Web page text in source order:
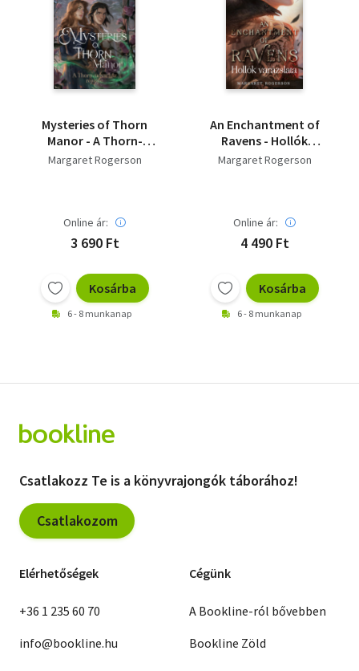
Mysteries of Thorn
Manor - A Thorn-
udvarház rejtélye
Margaret Rogerson
Online ár:
3 690 Ft
Kosárba
6 - 8 munkanap
An Enchantment of
Ravens - Hollók
varázslata
Margaret Rogerson
Online ár:
4 490 Ft
Kosárba
6 - 8 munkanap
Csatlakozz Te is a könyvrajongók táborához!
Csatlakozom
Elérhetőségek
+36 1 235 60 70
info@bookline.hu
Cégünk
A Bookline-ról bővebben
Bookline Zöld